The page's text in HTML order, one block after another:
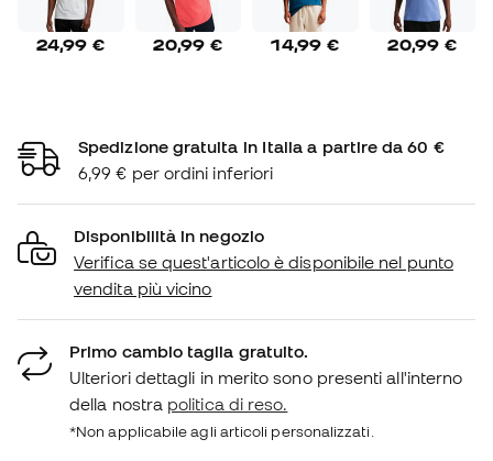
24,99 € 20,99 € 14,99 € 20,99 €
Spedizione gratuita in Italia a partire da 60 €
6,99 € per ordini inferiori
Disponibilità in negozio
Verifica se quest'articolo è disponibile nel punto
vendita più vicino
Primo cambio taglia gratuito.
Ulteriori dettagli in merito sono presenti all'interno
della nostra politica di reso.
*Non applicabile agli articoli personalizzati.